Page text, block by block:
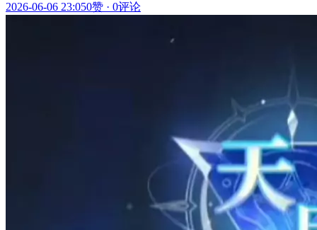
2026-06-06 23:050赞 · 0评论